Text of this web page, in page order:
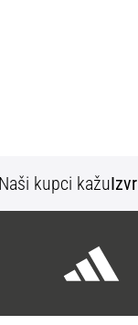
Naši kupci kažu